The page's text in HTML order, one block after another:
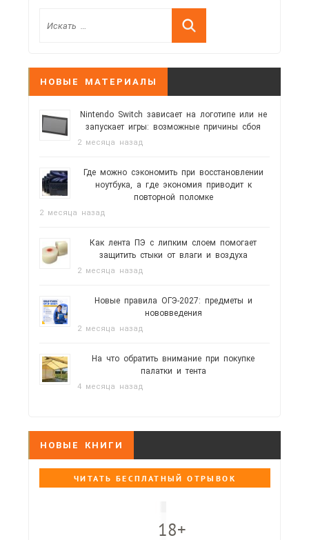
НОВЫЕ МАТЕРИАЛЫ
Nintendo Switch зависает на логотипе или не
запускает игры: возможные причины сбоя
2 месяца назад
Где можно сэкономить при восстановлении
ноутбука, а где экономия приводит к
повторной поломке
2 месяца назад
Как лента ПЭ с липким слоем помогает
защитить стыки от влаги и воздуха
2 месяца назад
Новые правила ОГЭ-2027: предметы и
нововведения
2 месяца назад
На что обратить внимание при покупке
палатки и тента
4 месяца назад
НОВЫЕ КНИГИ